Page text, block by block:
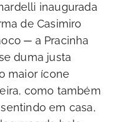
inaugurada
de Casimiro
─ a Pracinha
duma justa
maior ícone
como também
em casa,